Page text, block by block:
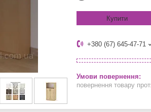
Купити
+380 (67) 645-47-71
повернення товару